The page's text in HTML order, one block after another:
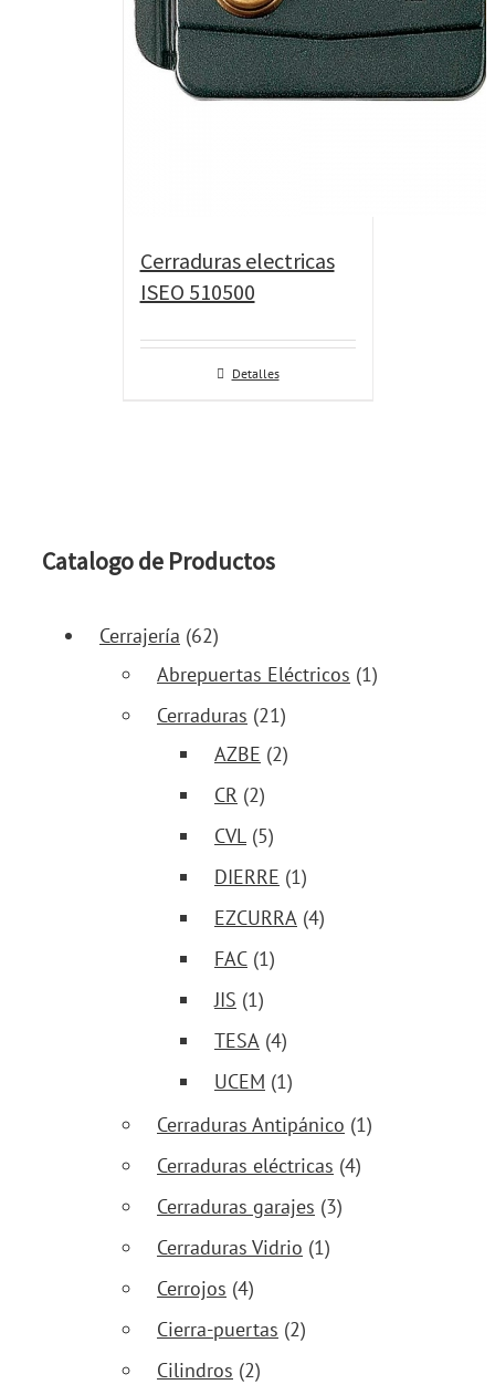
Cerraduras electricas
ISEO 510500
Detalles
Catalogo de Productos
Cerrajería (62)
Abrepuertas Eléctricos (1)
Cerraduras (21)
AZBE (2)
CR (2)
CVL (5)
DIERRE (1)
EZCURRA (4)
FAC (1)
JIS (1)
TESA (4)
UCEM (1)
Cerraduras Antipánico (1)
Cerraduras eléctricas (4)
Cerraduras garajes (3)
Cerraduras Vidrio (1)
Cerrojos (4)
Cierra-puertas (2)
Cilindros (2)